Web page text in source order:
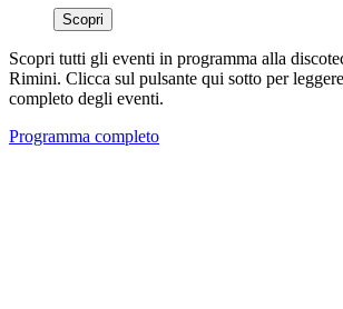
Scopri
Scopri tutti gli eventi in programma alla
Rimini. Clicca sul pulsante qui sotto per
completo degli eventi.
Programma completo